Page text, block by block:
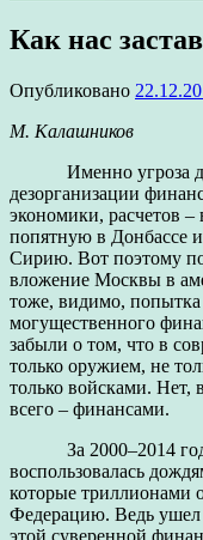
Как нас
Опубликовано
М. Калашников
Именно угроза
дезорганизации
экономики, расчетов
попятную в Донбассе
Сирию. Вот поэтому
вложение Москвы в
тоже, видимо, попытка
могущественного
забыли о том, что в
только оружием, не
только войсками. Нет,
всего – финансами.
За 2000–2014
воспользовалась
которые триллионами
Федерацию. Ведь ушел
этой суверенной